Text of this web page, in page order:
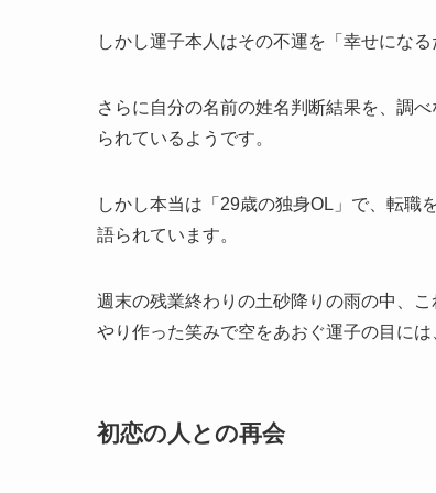
しかし運子本人はその不運を「幸せにな
さらに自分の名前の姓名判断結果を、調
られているようです。
しかし本当は「29歳の独身OL」で、転職
語られています。
週末の残業終わりの土砂降りの雨の中、
やり作った笑みで空をあおぐ運子の目に
初恋の人との再会